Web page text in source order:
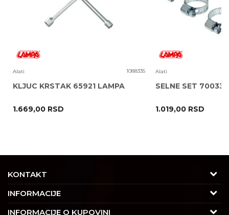
POŠALJI
Alati 1088335
KLJUC KRSTAK 65921 LAMPA
1.669,00 RSD
Alati
SELNE SET 70033
1.019,00 RSD
KONTAKT
Adresa
Trgovačka 7/2, Čukarica
INFORMACIJE
O nama
INFORMACIJE O KUPOVINI